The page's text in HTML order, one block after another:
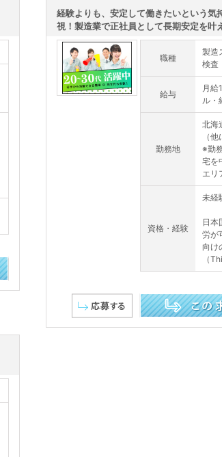
経験よりも、安定して働きたいという気
視！製造業で正社員として長期安定を叶
職種
製造
検査
給与
月
ル・
勤務地
北海
（
※勤
宅を
エリ
資格・経験
未経
日本
労が
向け
（